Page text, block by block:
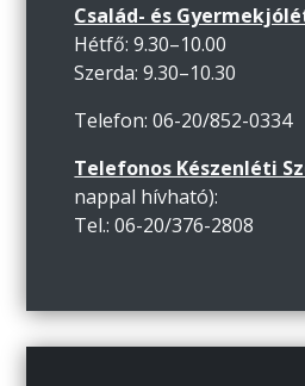
Család- és
Hétfő: 9.30–10.00
Szerda: 9.30–10.30
Telefon: 06-20/852-0334
Telefonos Készenléti
nappal hívható):
Tel.: 06-20/376-2808